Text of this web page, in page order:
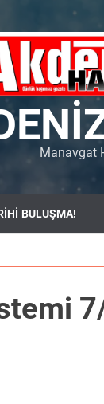
Manavgat
BULUŞMA!